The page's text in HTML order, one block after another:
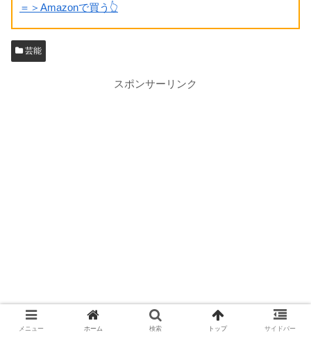
＝＞Amazonで買う👆
芸能
スポンサーリンク
シェアする
メニュー ホーム 検索 トップ サイドバー